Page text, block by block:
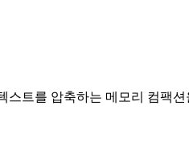
트를 압축하는 메모리 컴팩